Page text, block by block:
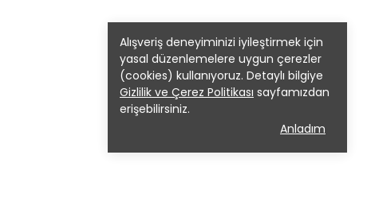
Alışveriş deneyiminizi iyileştirmek için
yasal düzenlemelere uygun çerezler
(cookies) kullanıyoruz. Detaylı bilgiye
Gizlilik ve Çerez Politikası sayfamızdan
erişebilirsiniz.
Anladım